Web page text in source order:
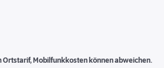
Ortstarif, Mobilfunkkosten können abweichen.